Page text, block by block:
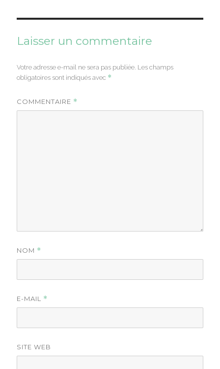
Laisser un commentaire
Votre adresse e-mail ne sera pas publiée. Les champs
obligatoires sont indiqués avec *
COMMENTAIRE *
NOM *
E-MAIL *
SITE WEB